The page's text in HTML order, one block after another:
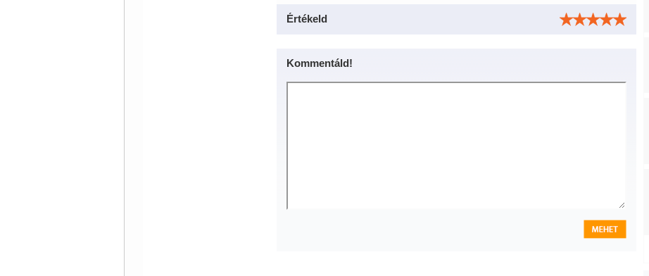
Értékeld
Kommentáld!